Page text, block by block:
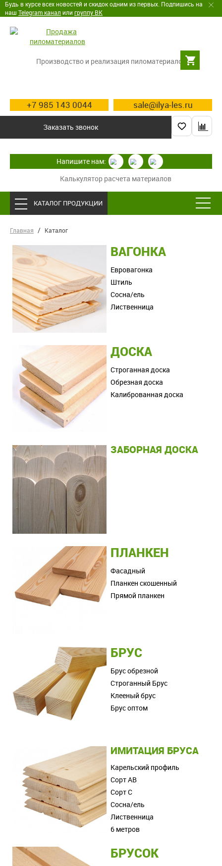
Будь в курсе всех новостей и скидок одним из первых. Подпишись на
наш Telegram канал или группу ВК
Производство и реализация пиломатериалов
+7 985 143 0044 sale@ilya-les.ru
Заказать звонок
Калькулятор расчета материалов
Напишите нам:
КАТАЛОГ ПРОДУКЦИИ
Главная Каталог
ВАГОНКА
Евровагонка
Штиль
Сосна/ель
Лиственница
ДОСКА
Строганная доска
Обрезная доска
Калиброванная доска
ЗАБОРНАЯ ДОСКА
ПЛАНКЕН
Фасадный
Планкен скошенный
Прямой планкен
БРУС
Брус обрезной
Строганный Брус
Клееный брус
Брус оптом
ИМИТАЦИЯ БРУСА
Карельский профиль
Сорт АВ
Сорт С
Сосна/ель
Лиственница
6 метров
БРУСОК